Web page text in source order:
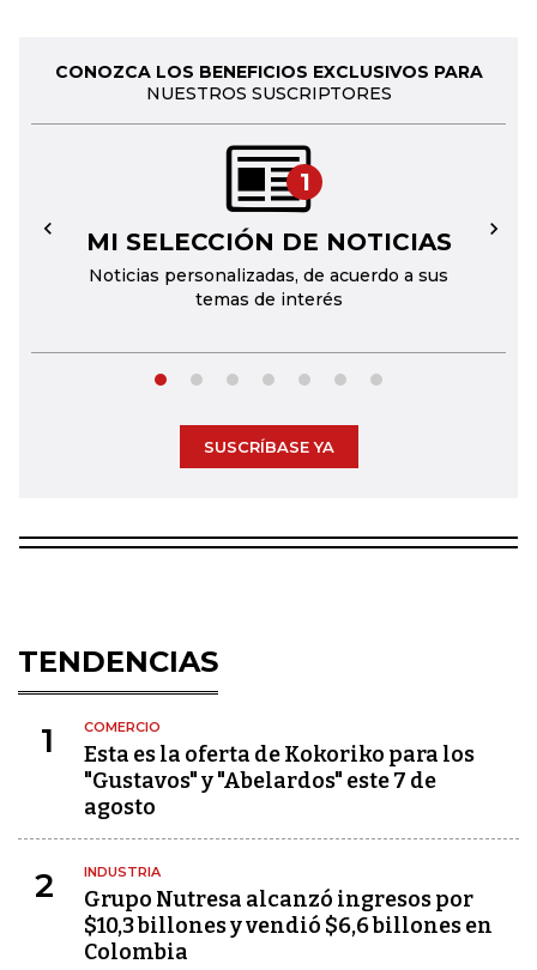
CONOZCA LOS BENEFICIOS EXCLUSIVOS PARA
NUESTROS SUSCRIPTORES
1
MI SELECCIÓN DE NOTICIAS
Noticias personalizadas, de acuerdo a sus
temas de interés
← →
SUSCRÍBASE YA
TENDENCIAS
1 COMERCIO
Esta es la oferta de Kokoriko para los
"Gustavos" y "Abelardos" este 7 de
agosto
2 INDUSTRIA
Grupo Nutresa alcanzó ingresos por
$10,3 billones y vendió $6,6 billones en
Colombia